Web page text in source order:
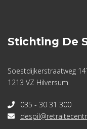
Stichting De
Soestdijkerstraatweg
1213 VZ Hilversum
035 - 30 31 300